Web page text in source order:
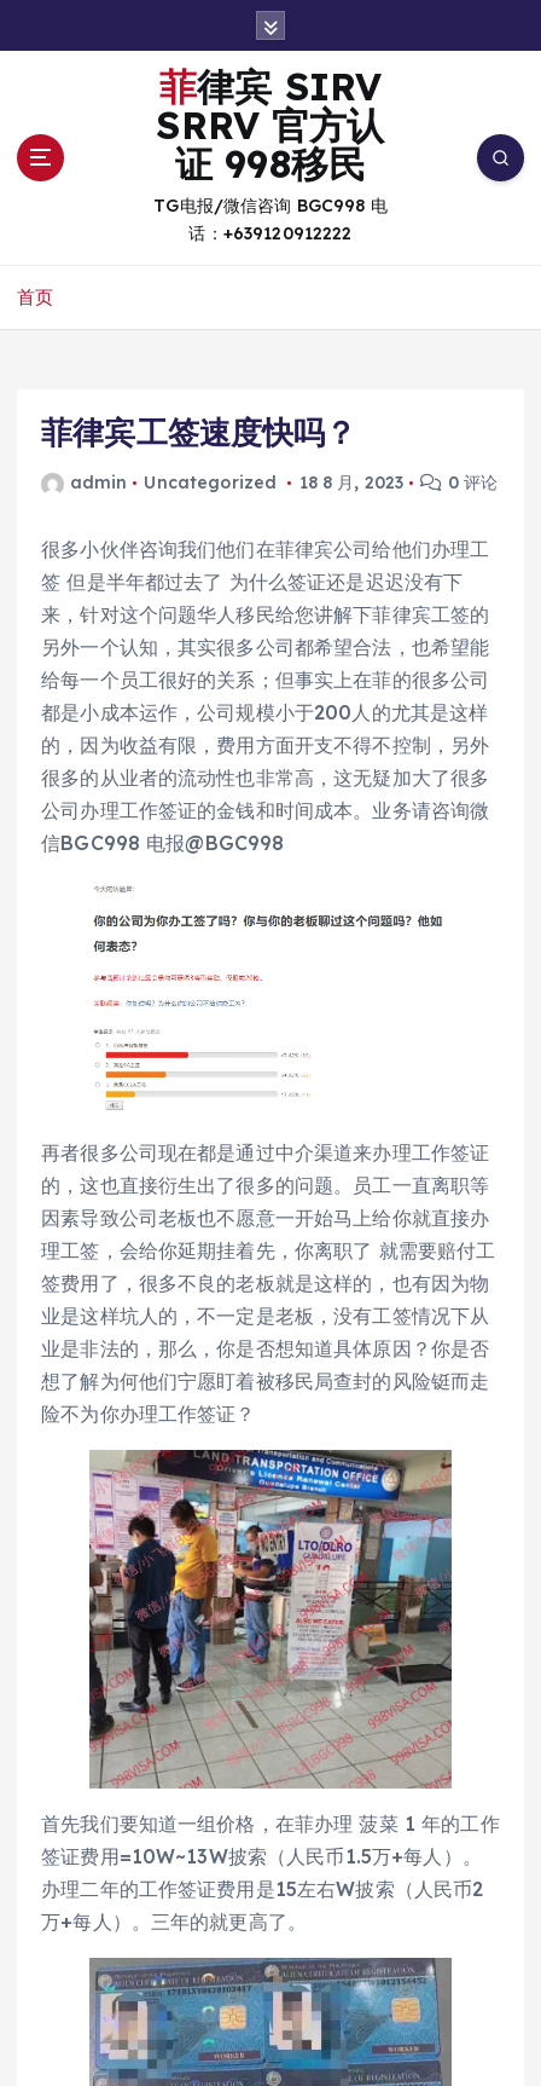
菲律宾 SIRV
SRRV 官方认
证 998移民
TG电报/微信咨询 BGC998 电
话：+639120912222
首页
菲律宾工签速度快吗？
admin Uncategorized 18 8 月, 2023 0 评论
很多小伙伴咨询我们他们在菲律宾公司给他们办理工
签 但是半年都过去了 为什么签证还是迟迟没有下
来，针对这个问题华人移民给您讲解下菲律宾工签的
另外一个认知，其实很多公司都希望合法，也希望能
给每一个员工很好的关系；但事实上在菲的很多公司
都是小成本运作，公司规模小于200人的尤其是这样
的，因为收益有限，费用方面开支不得不控制，另外
很多的从业者的流动性也非常高，这无疑加大了很多
公司办理工作签证的金钱和时间成本。业务请咨询微
信BGC998 电报@BGC998
再者很多公司现在都是通过中介渠道来办理工作签证
的，这也直接衍生出了很多的问题。员工一直离职等
因素导致公司老板也不愿意一开始马上给你就直接办
理工签，会给你延期挂着先，你离职了 就需要赔付工
签费用了，很多不良的老板就是这样的，也有因为物
业是这样坑人的，不一定是老板，没有工签情况下从
业是非法的，那么，你是否想知道具体原因？你是否
想了解为何他们宁愿盯着被移民局查封的风险铤而走
险不为你办理工作签证？
首先我们要知道一组价格，在菲办理 菠菜 1 年的工作
签证费用=10W~13W披索（人民币1.5万+每人）。
办理二年的工作签证费用是15左右W披索（人民币2
万+每人）。三年的就更高了。